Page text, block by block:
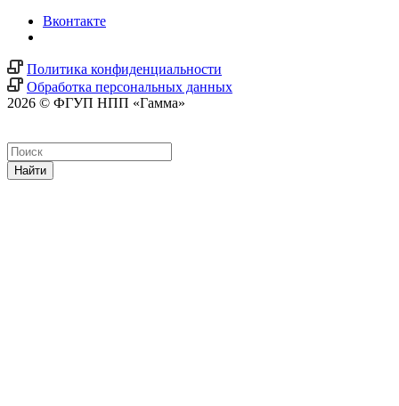
Вконтакте
Политика конфиденциальности
Обработка персональных данных
2026 © ФГУП НПП «Гамма»
Найти